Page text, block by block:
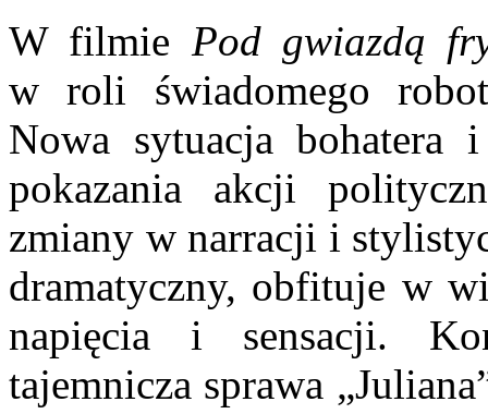
W filmie Pod gwiazdą
w roli świadomego
Nowa sytuacja bohatera
pokazania akcji
zmiany w narracji i
dramatyczny, obfituje w
napięcia i sensacji.
tajemnicza sprawa